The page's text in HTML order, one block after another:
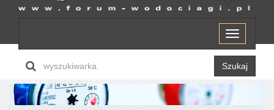
Menu
Szukaj